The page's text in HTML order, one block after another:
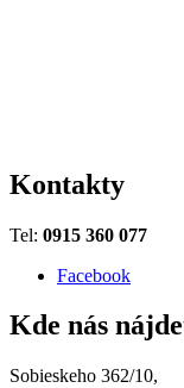
Kontakty
Tel: 0915 360 077
Facebook
Kde nás
Sobieskeho 362/10,